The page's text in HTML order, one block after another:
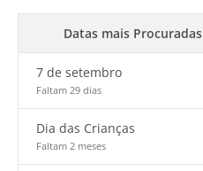
Datas mais Procuradas
7 de setembro
Faltam 29 dias
Dia das Crianças
Faltam 2 meses